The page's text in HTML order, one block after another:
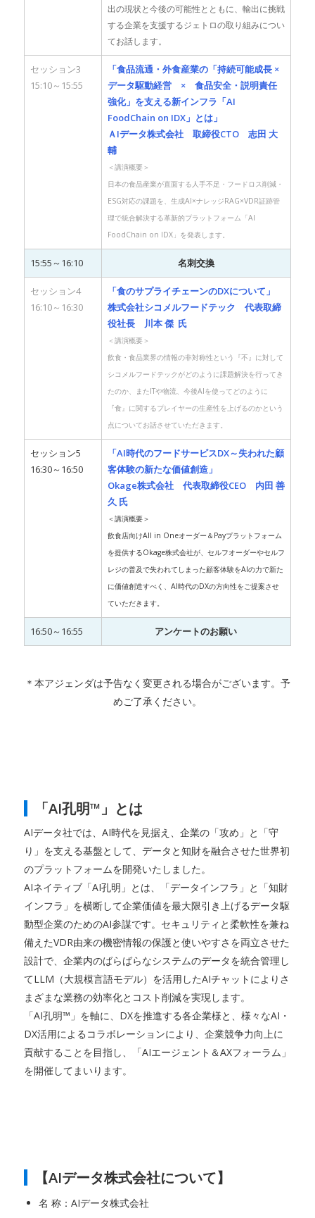
出の現状と今後の可能性とともに、輸出に挑戦
する企業を支援するジェトロの取り組みについ
てお話します。
セッション3
15:10～15:55
「食品流通・外食産業の「持続可能成長 ×
データ駆動経営 × 食品安全・説明責任
強化」を支える新インフラ 「AI
FoodChain on IDX」とは」
ＡIデータ株式会社 取締役CTO 志田 大
輔
＜講演概要＞
日本の食品産業が直面する人手不足・フードロス削減・
ESG対応の課題を、生成AI×ナレッジRAG×VDR証跡管
理で統合解決する革新的プラットフォーム「AI
FoodChain on IDX」を発表します。
15:55～16:10 名刺交換
セッション4
16:10～16:30
「食のサプライチェーンのDXについて」
株式会社シコメルフードテック 代表取締
役社長 川本 傑 氏
＜講演概要＞
飲食・食品業界の情報の非対称性という『不』に対して
シコメルフードテックがどのように課題解決を行ってき
たのか、またITや物流、今後AIを使ってどのように
『食』に関するプレイヤーの生産性を上げるのかという
点についてお話させていただきます。
セッション5
16:30～16:50
「AI時代のフードサービスDX～失われた顧
客体験の新たな価値創造」
Okage株式会社 代表取締役CEO 内田 善
久 氏
＜講演概要＞
飲食店向けAll in Oneオーダー＆Payプラットフォーム
を提供するOkage株式会社が、セルフオーダーやセルフ
レジの普及で失われてしまった顧客体験をAIの力で新た
に価値創造すべく、AI時代のDXの方向性をご提案させ
ていただきます。
16:50～16:55 アンケートのお願い
＊本アジェンダは予告なく変更される場合がございます。予
めご了承ください。
「AI孔明™」とは
AIデータ社では、AI時代を見据え、企業の「攻め」と「守
り」を支える基盤として、データと知財を融合させた世界初
のプラットフォームを開発いたしました。
AIネイティブ「AI孔明」とは、「データインフラ」と「知財
インフラ」を横断して企業価値を最大限引き上げるデータ駆
動型企業のためのAI参謀です。セキュリティと柔軟性を兼ね
備えたVDR由来の機密情報の保護と使いやすさを両立させた
設計で、企業内のばらばらなシステムのデータを統合管理し
てLLM（大規模言語モデル）を活用したAIチャットによりさ
まざまな業務の効率化とコスト削減を実現します。
「AI孔明™」を軸に、DXを推進する各企業様と、様々なAI・
DX活用によるコラボレーションにより、企業競争力向上に
貢献することを目指し、「AIエージェント＆AXフォーラム」
を開催してまいります。
【AIデータ株式会社について】
名 称：AIデータ株式会社